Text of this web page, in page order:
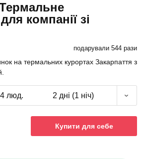
компанії зі
подарували 544 рази
на термальних курортах Закарпаття з
4 люд. 2 дні (1 ніч)
Купити для себе